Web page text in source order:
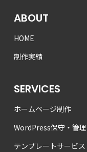
ABOUT
HOME
制作実績
SERVICES
ホームページ制作
WordPress保守・管理
テンプレートサービス